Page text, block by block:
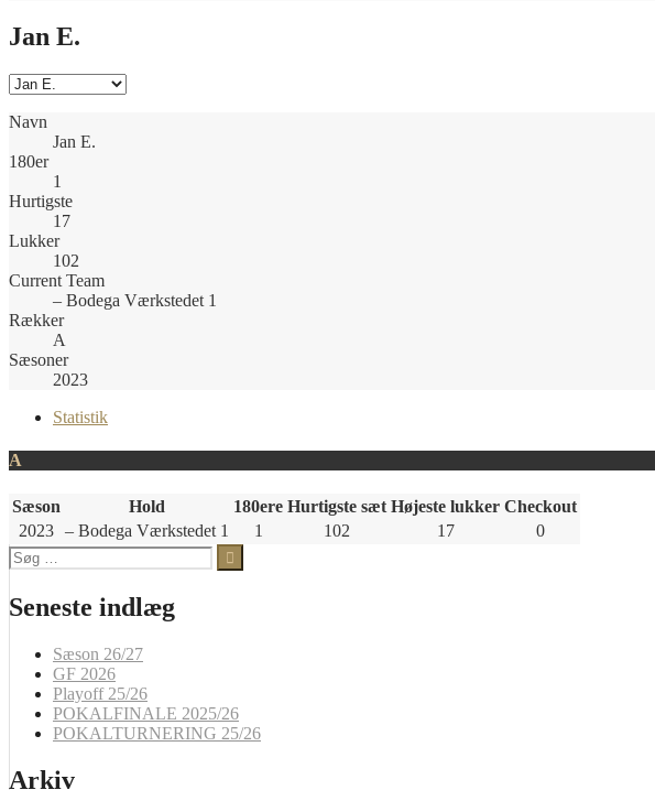
Jan E.
Navn
Jan E.
180er
1
Hurtigste
17
Lukker
102
Current Team
– Bodega Værkstedet 1
Rækker
A
Sæsoner
2023
Statistik
A
Sæson Hold 180ere Hurtigste sæt Højeste lukker Checkout
2023 – Bodega Værkstedet 1 1 102 17
0
Søg
efter:
Seneste indlæg
Sæson 26/27
GF 2026
Playoff 25/26
POKALFINALE 2025/26
POKALTURNERING 25/26
Arkiv